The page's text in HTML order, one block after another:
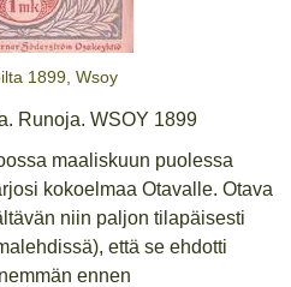
1899, Wsoy
Runoja. WSOY 1899
maaliskuun puolessa
kokoelmaa Otavalle. Otava
niin paljon tilapäisesti
että se ehdotti
ennen